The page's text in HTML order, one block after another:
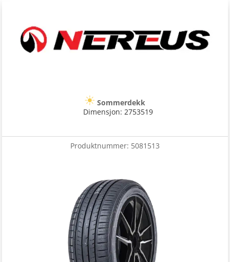
Sommerdekk
Dimensjon: 2753519
Produktnummer: 5081513